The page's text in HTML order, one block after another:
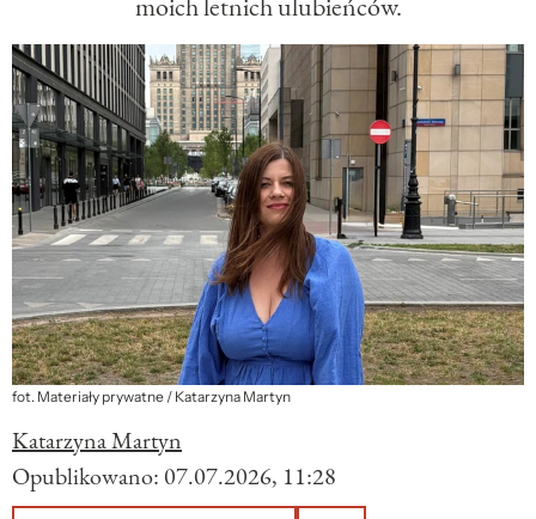
fot. Materiały prywatne / Katarzyna Martyn
Katarzyna Martyn
Opublikowano: 07.07.2026, 11:28